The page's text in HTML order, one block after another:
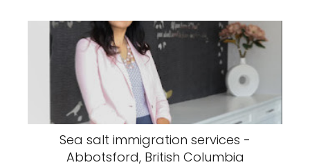
Sea salt immigration services -
Abbotsford, British Columbia